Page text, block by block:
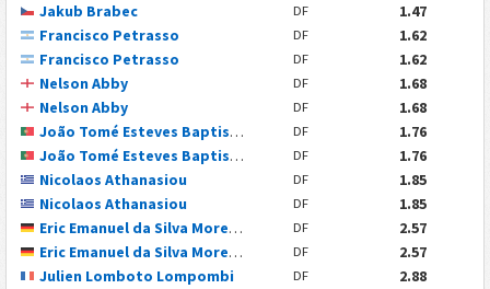
Jakub Brabec
DF
1.47
Francisco Petrasso
DF
1.62
Francisco Petrasso
DF
1.62
Nelson Abby
DF
1.68
Nelson Abby
DF
1.68
João Tomé Esteves Baptista
DF
1.76
João Tomé Esteves Baptista
DF
1.76
Nicolaos Athanasiou
DF
1.85
Nicolaos Athanasiou
DF
1.85
Eric Emanuel da Silva Moreira
DF
2.57
Eric Emanuel da Silva Moreira
DF
2.57
Julien Lomboto Lompombi
DF
2.88